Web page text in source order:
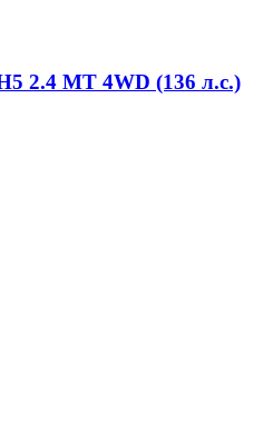
2.4 MT 4WD (136 л.с.)